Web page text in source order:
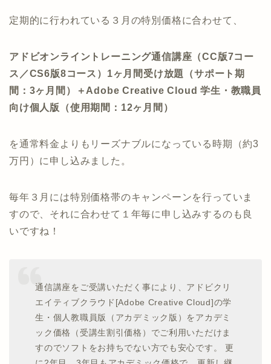
定期的に行われている３月の特別価格に合わせて、
アドビオンライントレーニング通信講座（CC版7コー
ス／CS6版8コース） 1ヶ月間受け放題（サポート期
間：3ヶ月間）
＋Adobe Creative Cloud 学生・教職員
向け個人版（使用期間：12ヶ月間）
を通常料金よりもリーズナブルになっている時期（約3
万円）に申し込みました。
毎年３月には特別価格帯のキャンペーンを行っていま
すので、それに合わせて１年毎に申し込みするのも良
いですね！
通信講座をご受講いただく事により、アドビクリ
エイティブクラウド[Adobe Creative Cloud]の学
生・個人教職員版（アカデミック版）をアカデミ
ック価格（受講生割引価格）でご利用いただけま
すのでソフトをお持ちでない方でも安心です。 更